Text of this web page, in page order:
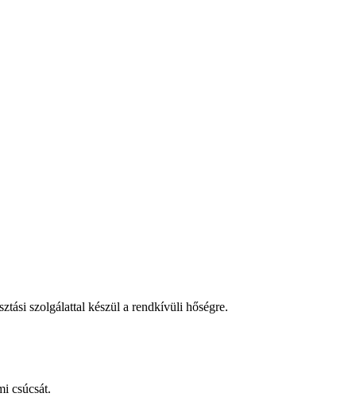
szolgálattal készül a rendkívüli hőségre.
csúcsát.